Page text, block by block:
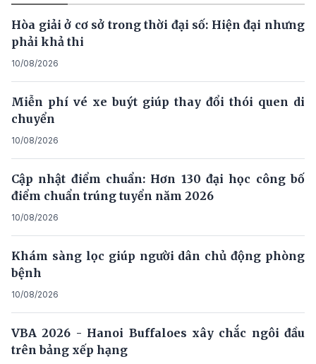
Hòa giải ở cơ sở trong thời đại số: Hiện đại nhưng
phải khả thi
10/08/2026
Miễn phí vé xe buýt giúp thay đổi thói quen di
chuyển
10/08/2026
Cập nhật điểm chuẩn: Hơn 130 đại học công bố
điểm chuẩn trúng tuyển năm 2026
10/08/2026
Khám sàng lọc giúp người dân chủ động phòng
bệnh
10/08/2026
VBA 2026 - Hanoi Buffaloes xây chắc ngôi đầu
trên bảng xếp hạng